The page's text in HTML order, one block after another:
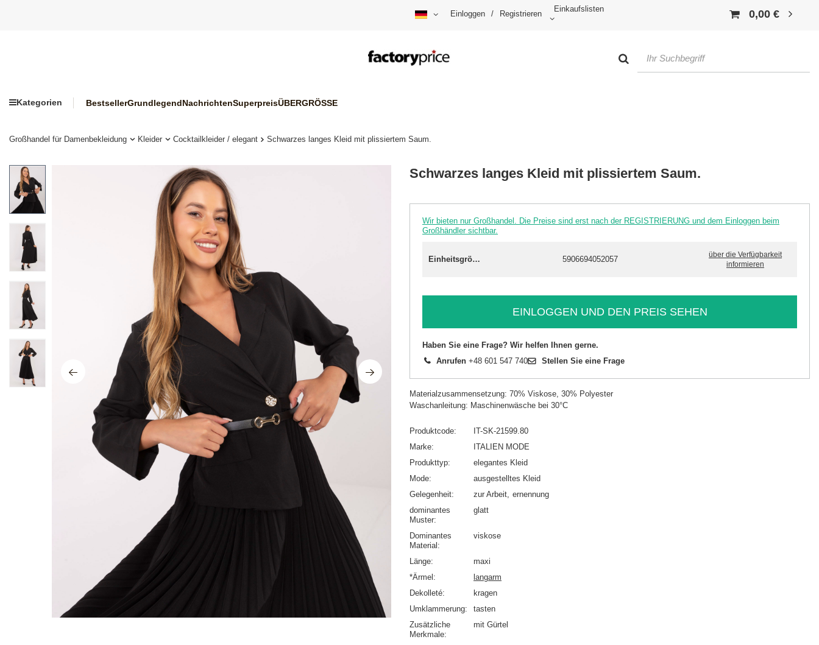
Einloggen / Registrieren
Einkaufslisten 0,00 €
Kategorien BestsellerGrundlegendNachrichtenSuperpreisÜBERGRÖSSE
Großhandel für Damenbekleidung Kleider Cocktailkleider / elegant Schwarzes langes Kleid mit plissiertem Saum.
Schwarzes langes Kleid mit plissiertem Saum.
Wir bieten nur Großhandel. Die Preise sind erst nach der REGISTRIERUNG und dem Einloggen beim
Großhändler sichtbar.
Einheitsgröße 5906694052057
über die Verfügbarkeit
informieren
EINLOGGEN UND DEN PREIS SEHEN
Haben Sie eine Frage? Wir helfen Ihnen gerne.
Anrufen +48 601 547 740 Stellen Sie eine Frage
Materialzusammensetzung: 70% Viskose, 30% Polyester
Waschanleitung: Maschinenwäsche bei 30°C
Produktcode
IT-SK-21599.80
Marke
ITALIEN MODE
Produkttyp
elegantes Kleid
Mode
ausgestelltes Kleid
Gelegenheit
zur Arbeit ernennung
dominantes
Muster
glatt
Dominantes
Material
viskose
Länge
maxi
*Ärmel
langarm
Dekolleté
kragen
Umklammerung
tasten
Zusätzliche
Merkmale
mit Gürtel